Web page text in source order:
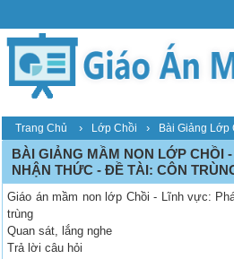
Trang Chủ › Lớp Chồi › Bài Giảng Lớp
BÀI GIẢNG MẦM NON LỚP CHỒI
NHẬN THỨC - ĐỀ TÀI: CÔN
Giáo án mầm non lớp Chồi - Lĩnh vực:
trùng
Quan sát, lắng nghe
Trả lời câu hỏi